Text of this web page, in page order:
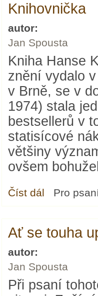
Knihovnička
autor:
Jan Spousta
Kniha Hanse
znění vydalo
v Brně, se v
1974) stala
bestsellerů v
statisícové
většiny
ovšem
Číst dál Knihovnička
Pro
Ať se touha
autor:
Jan Spousta
Při psaní